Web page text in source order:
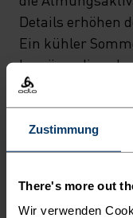
Zustimmung
There's more out
Wir verwenden
Details erhöhen
Ein kühler
langärmeliges
Combo.
LEICHTER
LAUFEN